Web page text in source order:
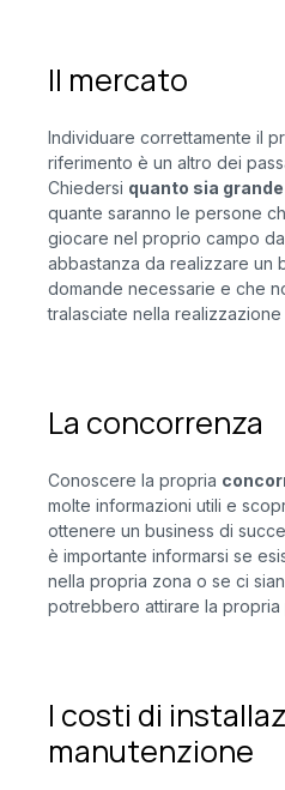
Il mercato
Individuare correttamente il
riferimento è un altro dei
Chiedersi quanto sia
quante saranno le persone
giocare nel proprio campo
abbastanza da realizzare un
domande necessarie e che
tralasciate nella
La concorrenza
Conoscere la propria
molte informazioni utili e
ottenere un business di
è importante informarsi se
nella propria zona o se ci
potrebbero attirare la propria
I costi di
manutenzione